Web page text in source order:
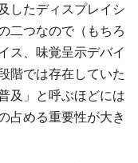
したディスプレイシ
二つなので（もちろ
ス、味覚呈示デバイ
階では存在していた
及」と呼ぶほどには
占める重要性が大き